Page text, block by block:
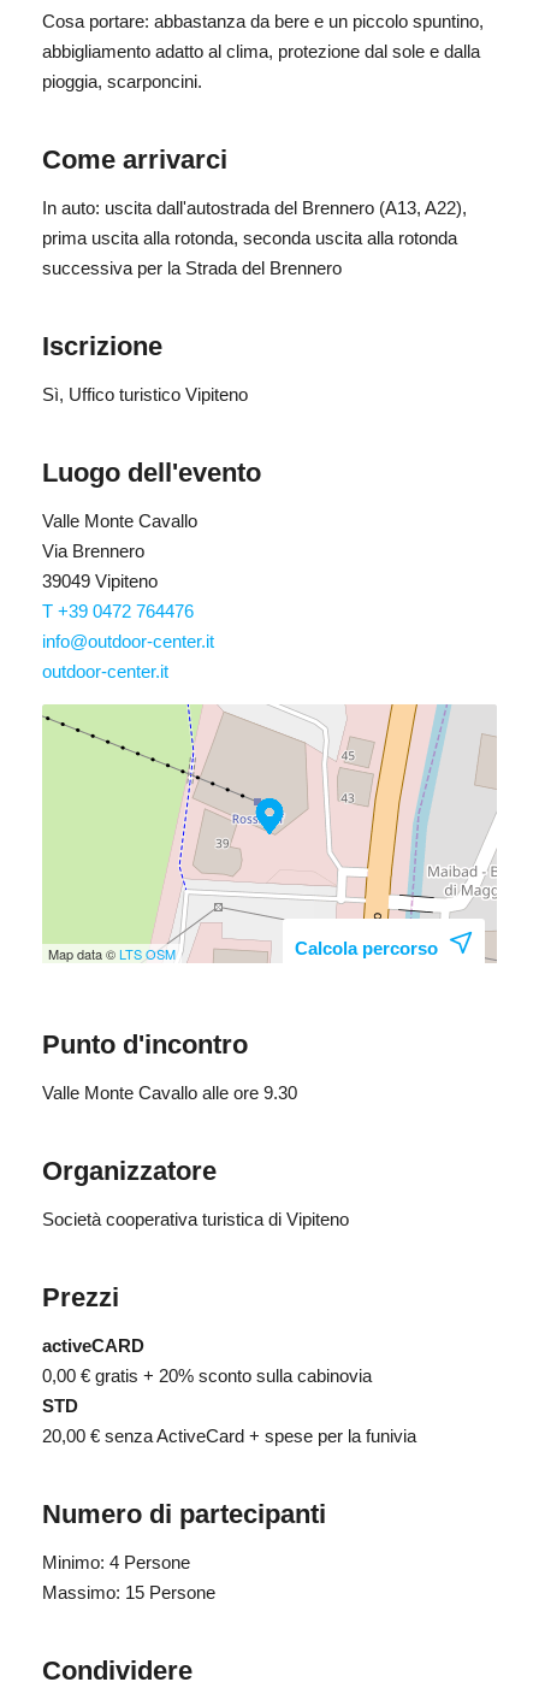
prenotazione ed è a pagamento.
Difficoltà: Facile.
Termine di iscrizione: entro martedì ore 17.00
Cosa portare: abbastanza da bere e un piccolo spuntino,
abbigliamento adatto al clima, protezione dal sole e dalla
pioggia, scarponcini.
Come arrivarci
In auto: uscita dall'autostrada del Brennero (A13, A22),
prima uscita alla rotonda, seconda uscita alla rotonda
successiva per la Strada del Brennero
Iscrizione
Sì, Uffico turistico Vipiteno
Luogo dell'evento
Valle Monte Cavallo
Via Brennero
39049 Vipiteno
T +39 0472 764476
info@outdoor-center.it
outdoor-center.it
Map data ©LTSOSM Calcola percorso
Punto d'incontro
Valle Monte Cavallo alle ore 9.30
Organizzatore
Società cooperativa turistica di Vipiteno
Prezzi
activeCARD
0,00 € gratis + 20% sconto sulla cabinovia
STD
20,00 € senza ActiveCard + spese per la funivia
Numero di partecipanti
Minimo: 4 Persone
Massimo: 15 Persone
Condividere